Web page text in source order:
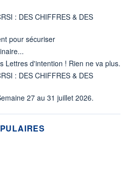
: DES CHIFFRES & DES
pour sécuriser
Lettres d'intention ! Rien ne va plus.
: DES CHIFFRES & DES
27 au 31 juillet 2026.